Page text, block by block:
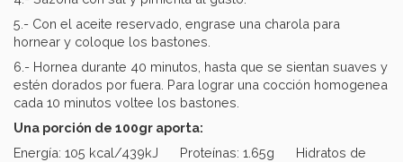
5.- Con el aceite reservado, engrase una charola para
hornear y coloque los bastones.
6.- Hornea durante 40 minutos, hasta que se sientan suaves y
estén dorados por fuera. Para lograr una cocción homogenea
cada 10 minutos voltee los bastones.
Una porción de 100gr aporta:
Energía: 105 kcal/439kJ Proteínas: 1.65g Hidratos de